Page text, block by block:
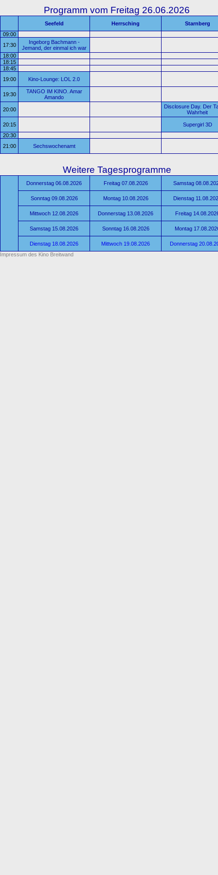
Programm vom Freitag 26.06.2026
Seefeld Herrsching
Starnberg
09:00
17:30
Ingeborg Bachmann -
Jemand, der einmal ich war
18:00
18:15
18:45
19:00
Kino-Lounge: LOL 2.0
19:30
TANGO IM KINO. Amar
Amando
20:00
Disclosure Day. Der
Wahrheit
20:15
Supergirl 3D
20:30
21:00
Sechswochenamt
Weitere Tagesprogramme
Donnerstag 06.08.2026 Freitag 07.08.2026 Samstag
Sonntag 09.08.2026 Montag 10.08.2026 Dienstag
Mittwoch 12.08.2026 Donnerstag 13.08.2026 Freitag
Samstag 15.08.2026 Sonntag 16.08.2026 Montag
Dienstag 18.08.2026 Mittwoch 19.08.2026
Donnerstag
Impressum des Kino Breitwand